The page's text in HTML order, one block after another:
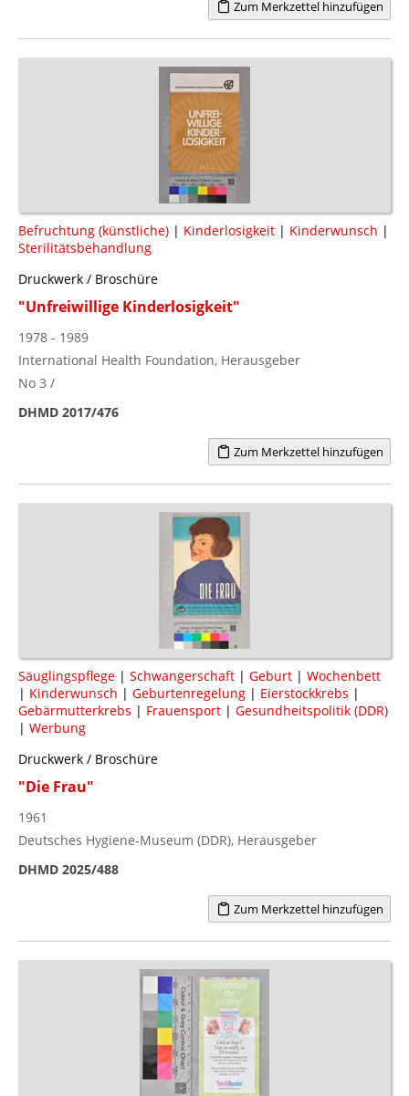
Zum Merkzettel hinzufügen
Befruchtung (künstliche) | Kinderlosigkeit | Kinderwunsch |
Sterilitätsbehandlung
Druckwerk / Broschüre
"Unfreiwillige Kinderlosigkeit"
1978 - 1989
International Health Foundation, Herausgeber
No 3 /
DHMD 2017/476
Zum Merkzettel hinzufügen
Säuglingspflege | Schwangerschaft | Geburt | Wochenbett
| Kinderwunsch | Geburtenregelung | Eierstockkrebs |
Gebärmutterkrebs | Frauensport | Gesundheitspolitik (DDR)
| Werbung
Druckwerk / Broschüre
"Die Frau"
1961
Deutsches Hygiene-Museum (DDR), Herausgeber
DHMD 2025/488
Zum Merkzettel hinzufügen